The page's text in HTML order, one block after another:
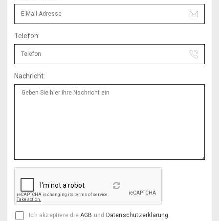
Telefon:
Nachricht:
Reload
Ich akzeptiere die AGB und Datenschutzerklärung .